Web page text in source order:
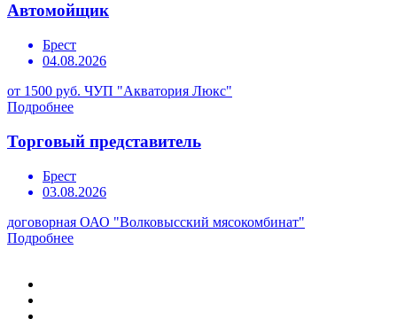
Автомойщик
Брест
04.08.2026
от 1500 руб. ЧУП "Акватория Люкс"
Подробнее
Торговый представитель
Брест
03.08.2026
договорная ОАО "Волковысский мясокомбинат"
Подробнее